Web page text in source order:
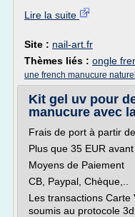
Lire la suite
Site : nail-art.fr
Thèmes liés : ongle
une french manucure
Kit gel uv pour
manucure avec
Frais de port à partir
Plus que 35 EUR
Moyens de Paiement
CB, Paypal, Chèque,..
Les transactions Carte
soumis au protocole